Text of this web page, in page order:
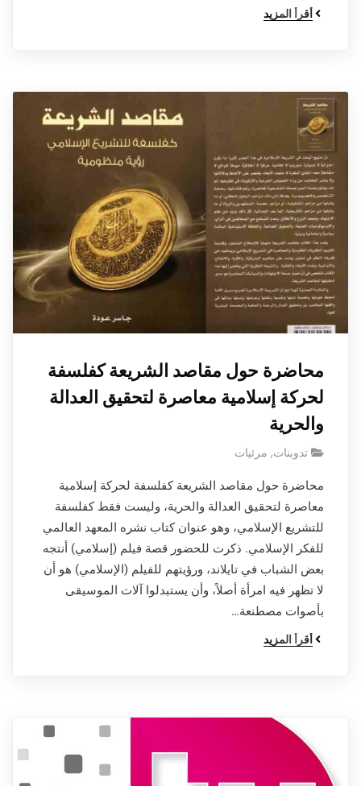
أقرأ المزيد
محاضرة حول مقاصد الشريعة كفلسفة
لحركة إسلامية معاصرة لتحقيق العدالة
والحرية
تدوينات, مرئيات
محاضرة حول مقاصد الشريعة كفلسفة لحركة إسلامية
معاصرة لتحقيق العدالة والحرية، وليست فقط كفلسفة
للتشريع الإسلامي، وهو عنوان كتاب نشره المعهد العالمي
للفكر الإسلامي. ذكرت للحضور قصة فيلم (إسلامي) أنتجه
بعض الشباب في تايلاند، ورؤيتهم للفيلم (الإسلامي) هو أن
لا تظهر فيه امرأة أصلاً، وأن يستبدلوا آلات الموسيقى
بأصوات مصطنعة…
أقرأ المزيد